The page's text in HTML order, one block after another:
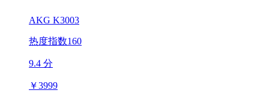
AKG K3003
热度指数160
9.4 分
￥3999